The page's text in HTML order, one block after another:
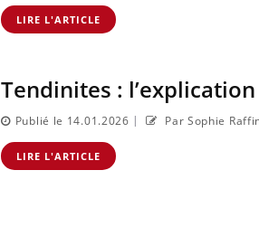
LIRE L'ARTICLE
Tendinites :
Publié le 14.01.2026 | Par Sophie
LIRE L'ARTICLE